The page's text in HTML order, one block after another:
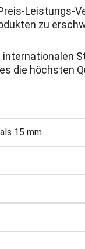
Leistungs-
zu
die höchsten
15 mm